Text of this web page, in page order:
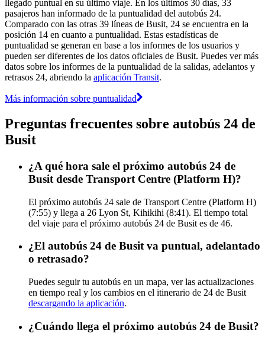
llegado puntual en su último viaje. En los últimos 30 días, 33
pasajeros han informado de la puntualidad del autobús 24.
Comparado con las otras 39 líneas de Busit, 24 se encuentra en la
posición 14 en cuanto a puntualidad. Estas estadísticas de
puntualidad se generan en base a los informes de los usuarios y
pueden ser diferentes de los datos oficiales de Busit. Puedes ver más
datos sobre los informes de la puntualidad de la salidas, adelantos y
retrasos 24, abriendo la aplicación Transit.
Más información sobre puntualidad
Preguntas frecuentes sobre autobús 24 de
Busit
¿A qué hora sale el próximo autobús 24 de
Busit desde Transport Centre (Platform H)?
El próximo autobús 24 sale de Transport Centre (Platform H)
(7:55) y llega a 26 Lyon St, Kihikihi (8:41). El tiempo total
del viaje para el próximo autobús 24 de Busit es de 46.
¿El autobús 24 de Busit va puntual, adelantado
o retrasado?
Puedes seguir tu autobús en un mapa, ver las actualizaciones
en tiempo real y los cambios en el itinerario de 24 de Busit
descargando la aplicación.
¿Cuándo llega el próximo autobús 24 de Busit?